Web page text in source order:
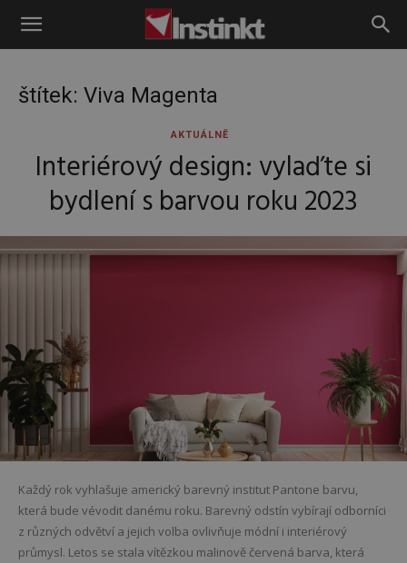
Instinkt
štítek: Viva Magenta
AKTUÁLNĚ
Interiérový design: vylaďte si
bydlení s barvou roku 2023
Každý rok vyhlašuje americký barevný institut Pantone barvu,
která bude vévodit danému roku. Barevný odstín vybírají odborníci
z různých odvětví a jejich volba ovlivňuje módní i interiérový
průmysl. Letos se stala vítězkou malinově červená barva, která